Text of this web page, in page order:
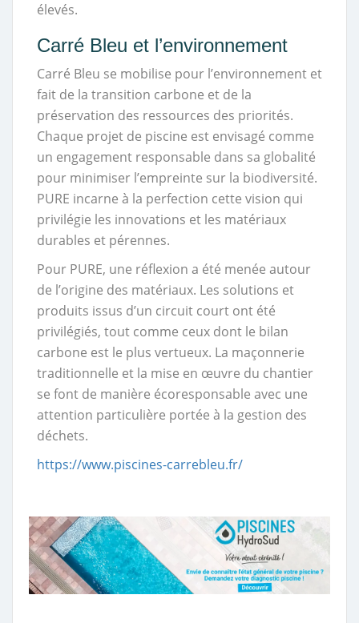
élevés.
Carré Bleu et l’environnement
Carré Bleu se mobilise pour l’environnement et
fait de la transition carbone et de la
préservation des ressources des priorités.
Chaque projet de piscine est envisagé comme
un engagement responsable dans sa globalité
pour minimiser l’empreinte sur la biodiversité.
PURE incarne à la perfection cette vision qui
privilégie les innovations et les matériaux
durables et pérennes.
Pour PURE, une réflexion a été menée autour
de l’origine des matériaux. Les solutions et
produits issus d’un circuit court ont été
privilégiés, tout comme ceux dont le bilan
carbone est le plus vertueux. La maçonnerie
traditionnelle et la mise en œuvre du chantier
se font de manière écoresponsable avec une
attention particulière portée à la gestion des
déchets.
https://www.piscines-carrebleu.fr/